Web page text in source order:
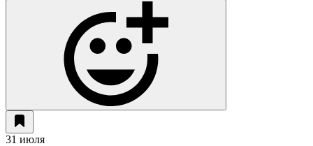
31 июля